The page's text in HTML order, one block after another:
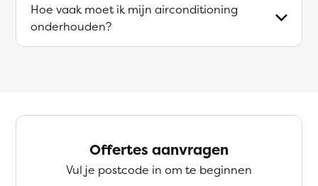
Hoe vaak moet ik mijn airconditioning
onderhouden?
Offertes aanvragen
Vul je postcode in om te beginnen